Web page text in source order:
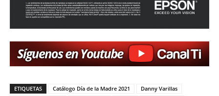
ETIQUETAS Catálogo Día de la Madre 2021
Danny Varillas